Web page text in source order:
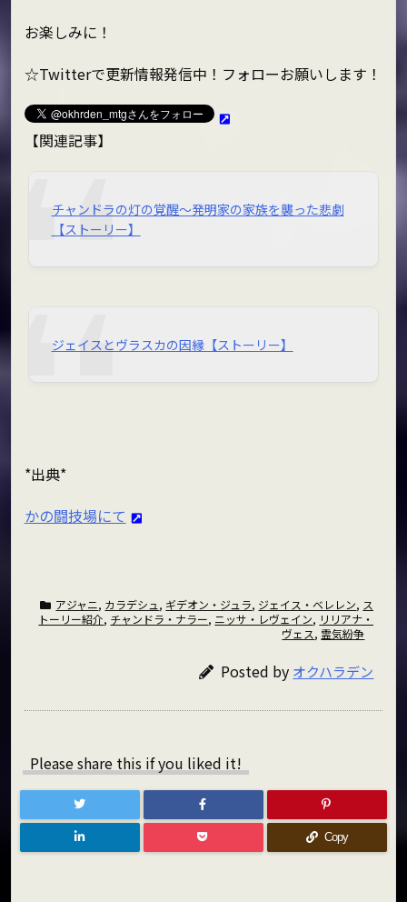
お楽しみに！
☆Twitterで更新情報発信中！フォローお願いします！
【関連記事】
チャンドラの灯の覚醒～発明家の家族を襲った悲劇
【ストーリー】
ジェイスとヴラスカの因縁【ストーリー】
*出典*
かの闘技場にて
アジャニ, カラデシュ , ギデオン・ジュラ, ジェイス・ベレレン, ス
トーリー紹介, チャンドラ・ナラー, ニッサ・レヴェイン, リリアナ・
ヴェス, 霊気紛争
Posted by オクハラデン
Please share this if you liked it!
Copy